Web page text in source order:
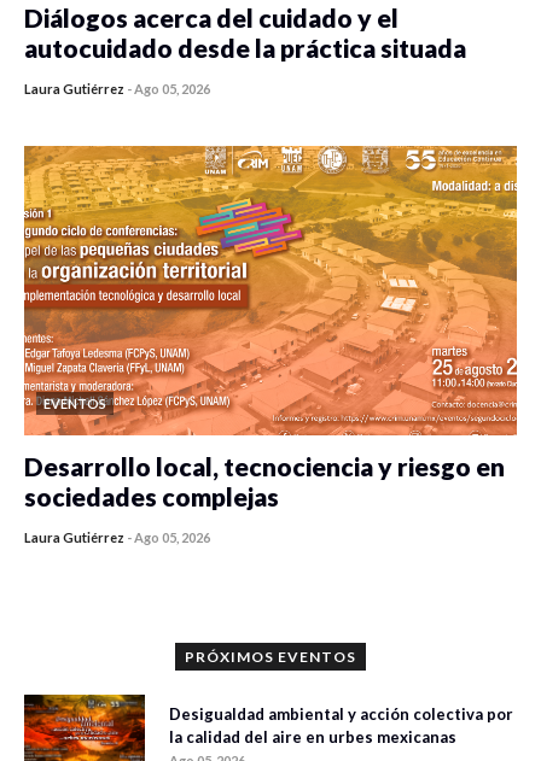
Diálogos acerca del cuidado y el
autocuidado desde la práctica situada
Laura Gutiérrez -Ago 05, 2026
EVENTOS
Desarrollo local, tecnociencia y riesgo en
sociedades complejas
Laura Gutiérrez -Ago 05, 2026
PRÓXIMOS EVENTOS
Desigualdad ambiental y acción colectiva por
la calidad del aire en urbes mexicanas